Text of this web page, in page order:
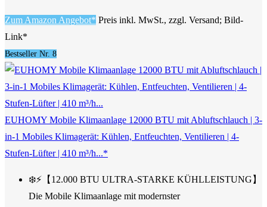
Zum Amazon Angebot* Preis inkl. MwSt., zzgl. Versand; Bild-
Link*
Bestseller Nr. 8
EUHOMY Mobile Klimaanlage 12000 BTU mit Abluftschlauch | 3-
in-1 Mobiles Klimagerät: Kühlen, Entfeuchten, Ventilieren | 4-
Stufen-Lüfter | 410 m³/h...*
❄️⚡【12.000 BTU ULTRA-STARKE KÜHLLEISTUNG】
Die Mobile Klimaanlage mit modernster